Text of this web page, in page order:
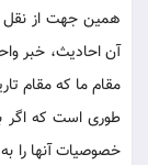
همين جهت از نقل
آن احاديث، خبر
مقام ما كه مقام
طورى است كه اگر
خصوصيات آنها را